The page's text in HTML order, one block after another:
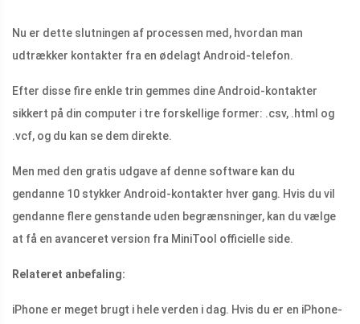
Nu er dette slutningen af ​​processen med, hvordan man
udtrækker kontakter fra en ødelagt Android-telefon.
Efter disse fire enkle trin gemmes dine Android-kontakter
sikkert på din computer i tre forskellige former: .csv, .html og
.vcf, og du kan se dem direkte.
Men med den gratis udgave af denne software kan du
gendanne 10 stykker Android-kontakter hver gang. Hvis du vil
gendanne flere genstande uden begrænsninger, kan du vælge
at få en avanceret version fra MiniTool officielle side.
Relateret anbefaling:
iPhone er meget brugt i hele verden i dag. Hvis du er en iPhone-